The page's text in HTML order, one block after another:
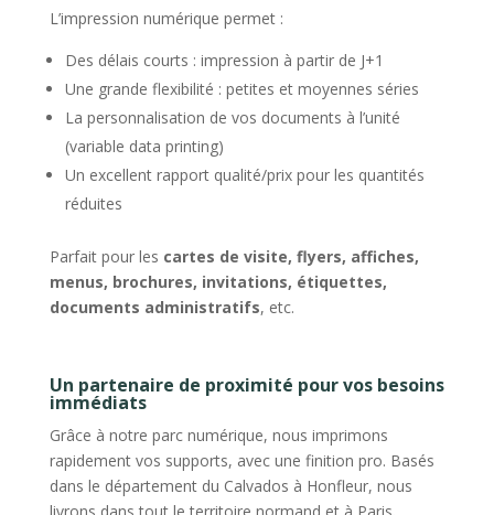
L’impression numérique permet :
Des délais courts : impression à partir de J+1
Une grande flexibilité : petites et moyennes séries
La personnalisation de vos documents à l’unité
(variable data printing)
Un excellent rapport qualité/prix pour les quantités
réduites
Parfait pour les cartes de visite, flyers, affiches,
menus, brochures, invitations, étiquettes,
documents administratifs, etc.
Un partenaire de proximité pour vos besoins
immédiats
Grâce à notre parc numérique, nous imprimons
rapidement vos supports, avec une finition pro. Basés
dans le département du Calvados à Honfleur, nous